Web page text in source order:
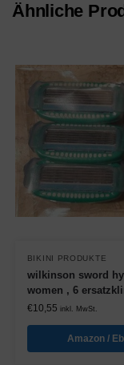
Ähnliche
BIKINI PRODUKTE
wilkinson sword
women , 6
€10,55 inkl. MwSt.
Amazon /